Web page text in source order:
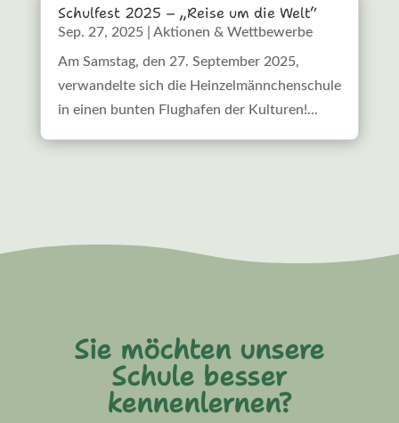
Schulfest 2025 – „Reise um die Welt“
Sep. 27, 2025| Aktionen & Wettbewerbe
Am Samstag, den 27. September 2025,
verwandelte sich die Heinzelmännchenschule
in einen bunten Flughafen der Kulturen!...
Sie möchten unsere
Schule besser
kennenlernen?